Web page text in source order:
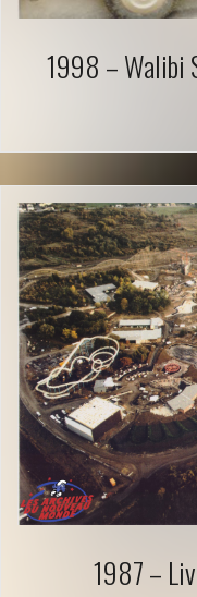
1998 – Walibi
1987 –